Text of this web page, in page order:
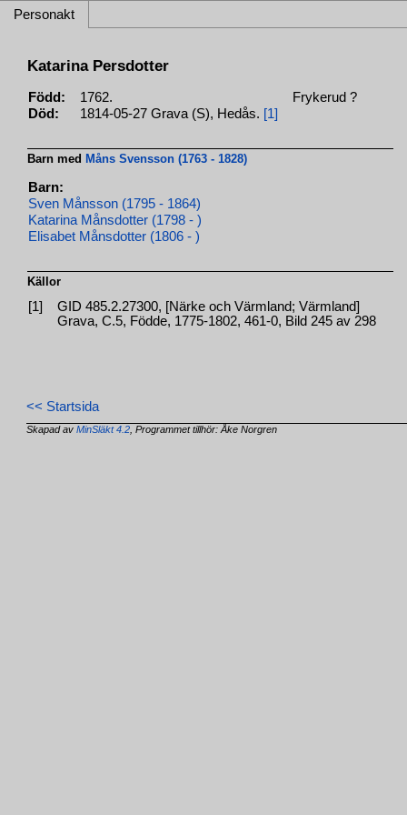
Personakt
Katarina Persdotter
Född: 1762.
Frykerud ?
Död:
1814-05-27 Grava (S), Hedås. [1]
Barn med Måns Svensson (1763 - 1828)
Barn:
Sven Månsson (1795 - 1864)
Katarina Månsdotter (1798 - )
Elisabet Månsdotter (1806 - )
Källor
[1]
GID 485.2.27300, [Närke och Värmland; Värmland]
Grava, C.5, Födde, 1775-1802, 461-0, Bild 245 av 298
<< Startsida
Skapad avMinSläkt 4.2 , Programmet tillhör: Åke Norgren